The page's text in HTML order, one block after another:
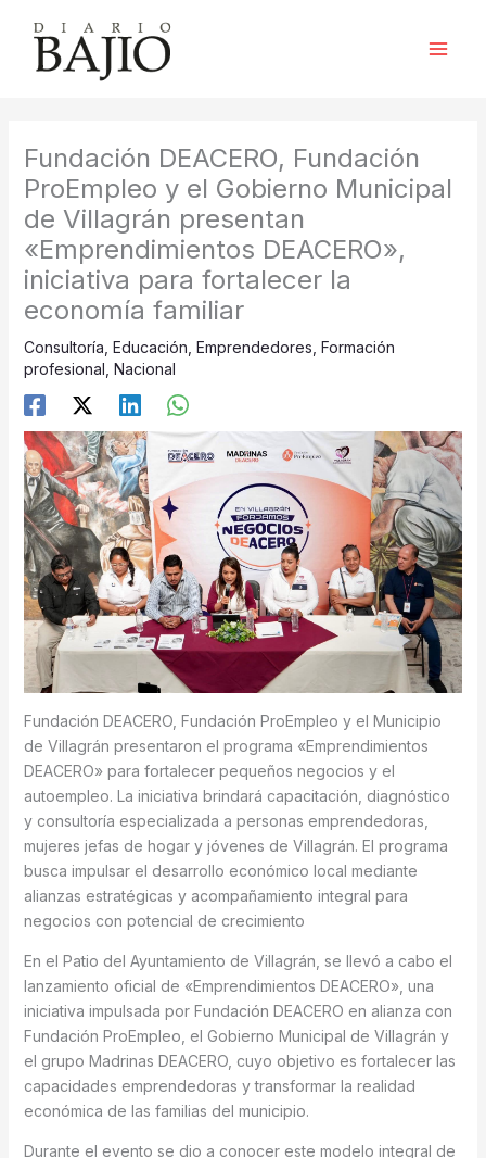
contenido
Fundación DEACERO, Fundación
ProEmpleo y el Gobierno Municipal
de Villagrán presentan
«Emprendimientos DEACERO»,
iniciativa para fortalecer la
economía familiar
Consultoría Educación Emprendedores Formación
profesional Nacional
Fundación DEACERO, Fundación ProEmpleo y el Municipio
de Villagrán presentaron el programa «Emprendimientos
DEACERO» para fortalecer pequeños negocios y el
autoempleo. La iniciativa brindará capacitación, diagnóstico
y consultoría especializada a personas emprendedoras,
mujeres jefas de hogar y jóvenes de Villagrán. El programa
busca impulsar el desarrollo económico local mediante
alianzas estratégicas y acompañamiento integral para
negocios con potencial de crecimiento
En el Patio del Ayuntamiento de Villagrán, se llevó a cabo el
lanzamiento oficial de «Emprendimientos DEACERO», una
iniciativa impulsada por Fundación DEACERO en alianza con
Fundación ProEmpleo, el Gobierno Municipal de Villagrán y
el grupo Madrinas DEACERO, cuyo objetivo es fortalecer las
capacidades emprendedoras y transformar la realidad
económica de las familias del municipio.
Durante el evento se dio a conocer este modelo integral de